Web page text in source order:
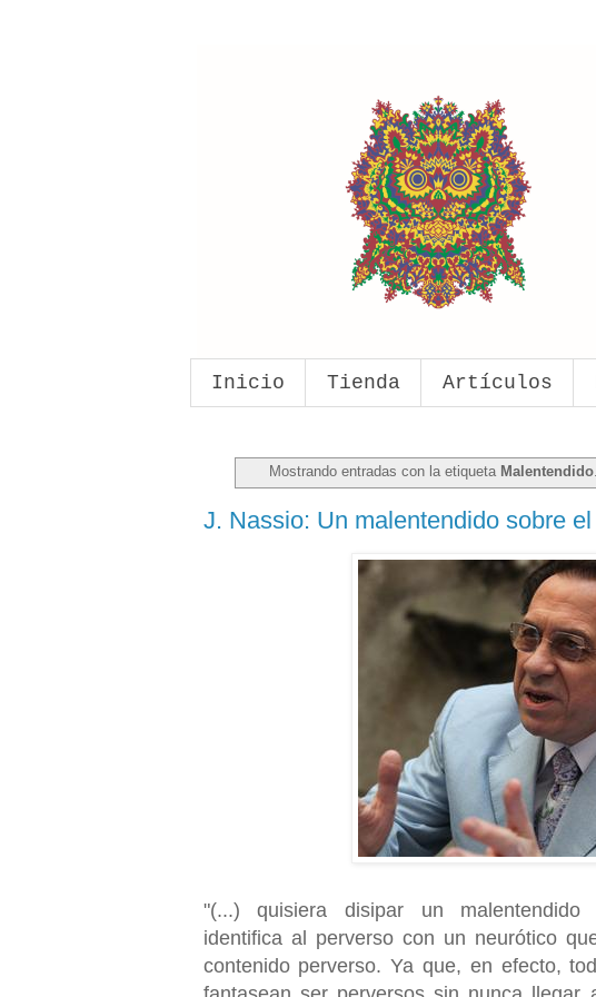
Inicio Tienda Artículos
Mostrando entradas con la etiqueta Malentendido.
J. Nassio: Un malentendido sobre
"(...) quisiera disipar un malentendido
identifica al perverso con un neurótico
contenido perverso. Ya que, en efecto,